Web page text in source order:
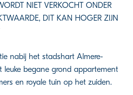
NIET VERKOCHT ONDER
DIT KAN HOGER ZIJN
nabij het stadshart Almere-
leuke begane grond appartement
en royale tuin op het zuiden.